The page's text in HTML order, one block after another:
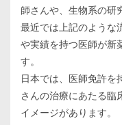
師さんや、生物系の研
最近では上記のような
や実績を持つ医師が新
す。
日本では、医師免許を
さんの治療にあたる臨
イメージがあります。